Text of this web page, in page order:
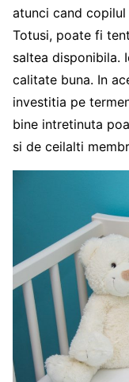
atunci cand copilul
Totusi, poate fi
saltea disponibila.
calitate buna. In
investitia pe
bine intretinuta
si de ceilalti